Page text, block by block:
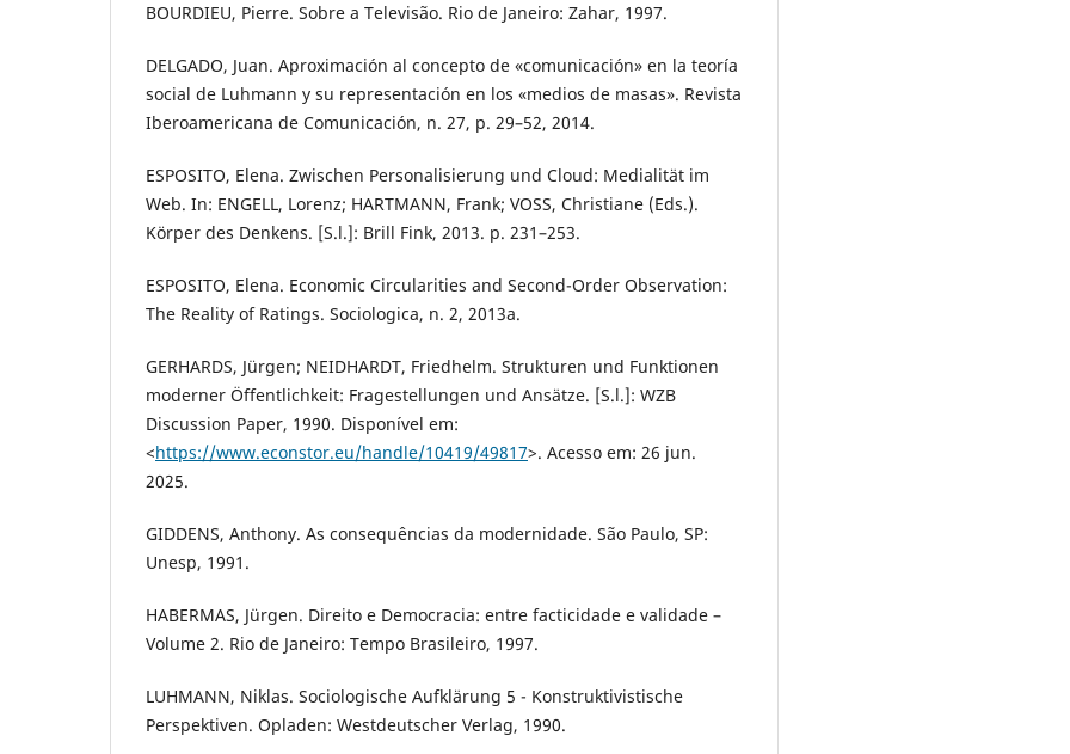
BOURDIEU, Pierre. Sobre a Televisão. Rio de Janeiro: Zahar, 1997.
DELGADO, Juan. Aproximación al concepto de «comunicación» en la teoría
social de Luhmann y su representación en los «medios de masas». Revista
Iberoamericana de Comunicación, n. 27, p. 29–52, 2014.
ESPOSITO, Elena. Zwischen Personalisierung und Cloud: Medialität im
Web. In: ENGELL, Lorenz; HARTMANN, Frank; VOSS, Christiane (Eds.).
Körper des Denkens. [S.l.]: Brill Fink, 2013. p. 231–253.
ESPOSITO, Elena. Economic Circularities and Second-Order Observation:
The Reality of Ratings. Sociologica, n. 2, 2013a.
GERHARDS, Jürgen; NEIDHARDT, Friedhelm. Strukturen und Funktionen
moderner Öffentlichkeit: Fragestellungen und Ansätze. [S.l.]: WZB
Discussion Paper, 1990. Disponível em:
<https://www.econstor.eu/handle/10419/49817>. Acesso em: 26 jun.
2025.
GIDDENS, Anthony. As consequências da modernidade. São Paulo, SP:
Unesp, 1991.
HABERMAS, Jürgen. Direito e Democracia: entre facticidade e validade –
Volume 2. Rio de Janeiro: Tempo Brasileiro, 1997.
LUHMANN, Niklas. Sociologische Aufklärung 5 - Konstruktivistische
Perspektiven. Opladen: Westdeutscher Verlag, 1990.